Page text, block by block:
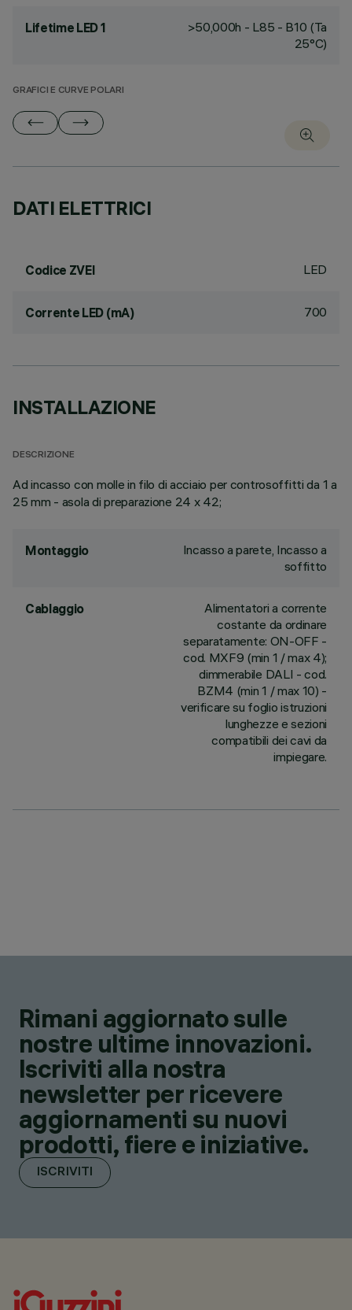
Lifetime LED 1
>50,000h - L85 - B10 (Ta
25°C)
GRAFICI E CURVE POLARI
DATI ELETTRICI
Codice ZVEI LED
Corrente LED (mA) 700
INSTALLAZIONE
DESCRIZIONE
Ad incasso con molle in filo di acciaio per controsoffitti da 1 a
25 mm - asola di preparazione 24 x 42;
Montaggio
Incasso a parete, Incasso a
soffitto
Cablaggio
Alimentatori a corrente
costante da ordinare
separatamente: ON-OFF -
cod. MXF9 (min 1 / max 4);
dimmerabile DALI - cod.
BZM4 (min 1 / max 10) -
verificare su foglio istruzioni
lunghezze e sezioni
compatibili dei cavi da
impiegare.
Rimani aggiornato sulle
nostre ultime innovazioni.
Iscriviti alla nostra
newsletter per ricevere
aggiornamenti su nuovi
prodotti, fiere e iniziative.
ISCRIVITI